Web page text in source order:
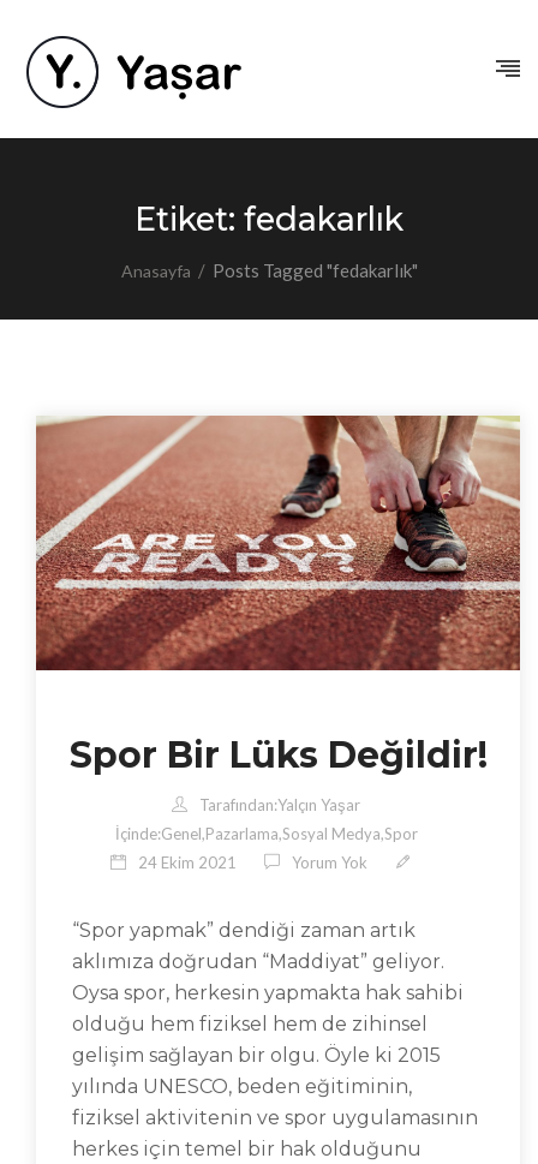
Etiket: fedakarlık
Anasayfa / Posts Tagged "fedakarlık"
Spor Bir Lüks Değildir!
Tarafından:Yalçın Yaşar
İçinde:Genel,Pazarlama,Sosyal Medya,Spor
24 Ekim 2021
Yorum Yok
“Spor yapmak” dendiği zaman artık
aklımıza doğrudan “Maddiyat” geliyor.
Oysa spor, herkesin yapmakta hak sahibi
olduğu hem fiziksel hem de zihinsel
gelişim sağlayan bir olgu. Öyle ki 2015
yılında UNESCO, beden eğitiminin,
fiziksel aktivitenin ve spor uygulamasının
herkes için temel bir hak olduğunu